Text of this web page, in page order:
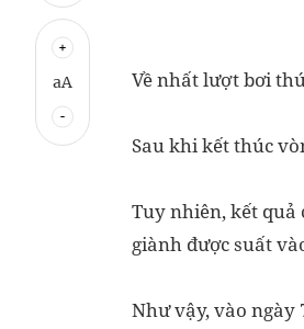
aA Về nhất lượt bơi
Sau khi kết thúc
Tuy nhiên, kết quả
giành được suất
Như vậy, vào ngày